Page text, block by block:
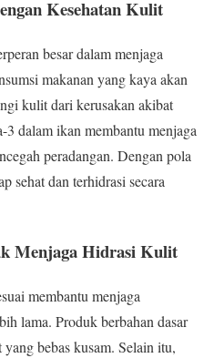
Kesehatan Kulit
besar dalam menjaga
makanan yang kaya akan
kulit dari kerusakan akibat
dalam ikan membantu menjaga
peradangan. Dengan pola
sehat dan terhidrasi secara
Menjaga Hidrasi Kulit
membantu menjaga
lama. Produk berbahan dasar
bebas kusam. Selain itu,